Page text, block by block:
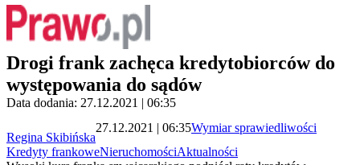
Drogi frank zachęca kredytobiorców do
występowania do sądów
Data dodania: 27.12.2021 | 06:35
Regina Skibińska
27.12.2021 | 06:35Wymiar sprawiedliwości
Kredyty frankoweNieruchomościAktualności